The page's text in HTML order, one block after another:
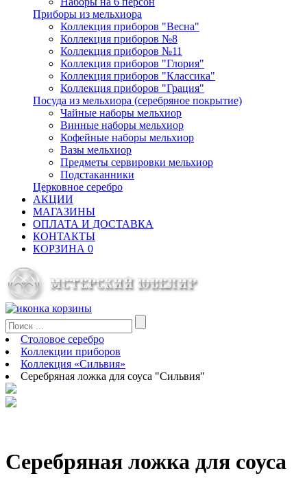
Приборы из мельхиора
Коллекция приборов "Весна"
Коллекция приборов №8
Коллекция приборов №11
Коллекция приборов "Глория"
Коллекция приборов "Классика"
Коллекция приборов "Грация"
Посуда из мельхиора (серебряное покрытие)
Чайные наборы мельхиор
Винные наборы мельхиор
Кофейные наборы мельхиор
Вазы мельхиор
Предметы сервировки мельхиор
Подстаканники
Церковное серебро
АКЦИИ
МАГАЗИНЫ
ОПЛАТА И ДОСТАВКА
КОНТАКТЫ
КОРЗИНА 0
Столовое серебро
Коллекции приборов
Коллекция «Сильвия»
Серебряная ложка для соуса "Сильвия"
Серебряная ложка для соуса